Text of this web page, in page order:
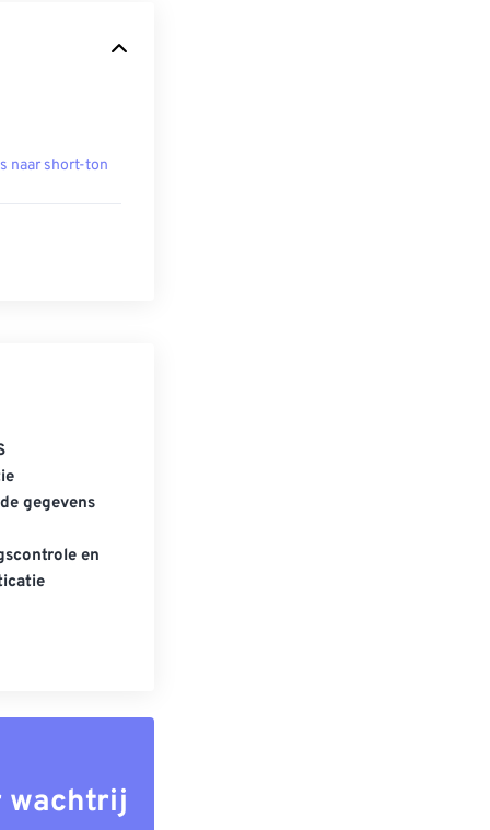
naar short-ton
gegevens
en
wachtrij